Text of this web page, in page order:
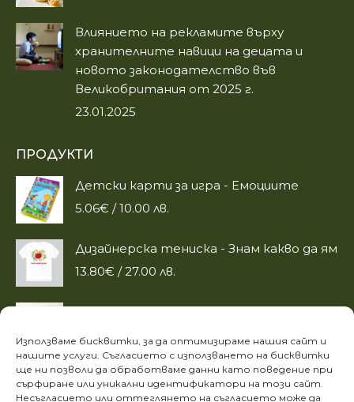
Използваме бисквитки, за да оптимизираме нашия сайт и
нашите услуги. Съгласието с използването на бисквитки
ще ни позволи да обработваме данни като поведение при
сърфиране или уникални идентификатори на този сайт.
Несъгласието или оттеглянето на съгласието може да
Влиянието на рекламите върху
хранителните навици на децата и
новото законодателство във
Великобритания от 2025 г.
23.01.2025
ПРОДУКТИ
Детски карти за игра - Емоциите
5.06€ / 10.00 лв.
Дизайнерска тениска - Знам какво да ям
13.80€ / 27.00 лв.
Кулинарна книга "Около масата през
15.29€/ 30.00 лв.
ИНФОРМАЦИЯ